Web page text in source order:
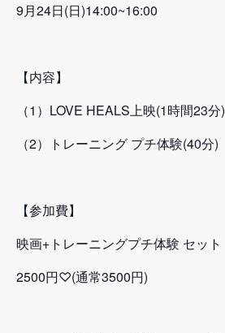
9月24日(日)14:00~16:00
【内容】
（1）LOVE HEALS上映(1時間23分)
（2）トレーニング プチ体験(40分)
【参加費】
映画+トレーニングプチ体験 セット
2500円♡(通常3500円)